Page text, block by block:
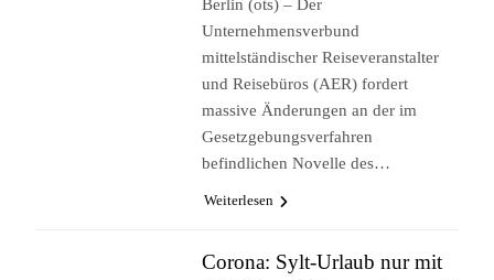
Berlin (ots) – Der
Unternehmensverbund
mittelständischer Reiseveranstalter
und Reisebüros (AER) fordert
massive Änderungen an der im
Gesetzgebungsverfahren
befindlichen Novelle des…
Weiterlesen
Corona: Sylt-Urlaub nur mit